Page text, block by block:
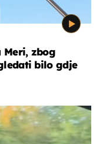
Meri, zbog
bilo gdje